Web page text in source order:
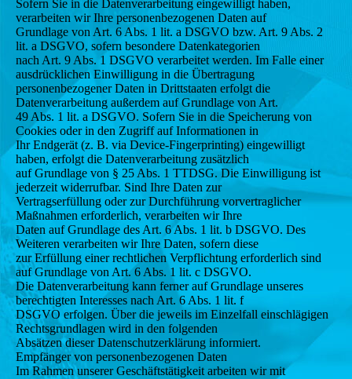
Sofern Sie in die Datenverarbeitung eingewilligt haben,
verarbeiten wir Ihre personenbezogenen Daten auf
Grundlage von Art. 6 Abs. 1 lit. a DSGVO bzw. Art. 9 Abs. 2
lit. a DSGVO, sofern besondere Datenkategorien
nach Art. 9 Abs. 1 DSGVO verarbeitet werden. Im Falle einer
ausdrücklichen Einwilligung in die Übertragung
personenbezogener Daten in Drittstaaten erfolgt die
Datenverarbeitung außerdem auf Grundlage von Art.
49 Abs. 1 lit. a DSGVO. Sofern Sie in die Speicherung von
Cookies oder in den Zugriff auf Informationen in
Ihr Endgerät (z. B. via Device-Fingerprinting) eingewilligt
haben, erfolgt die Datenverarbeitung zusätzlich
auf Grundlage von § 25 Abs. 1 TTDSG. Die Einwilligung ist
jederzeit widerrufbar. Sind Ihre Daten zur
Vertragserfüllung oder zur Durchführung vorvertraglicher
Maßnahmen erforderlich, verarbeiten wir Ihre
Daten auf Grundlage des Art. 6 Abs. 1 lit. b DSGVO. Des
Weiteren verarbeiten wir Ihre Daten, sofern diese
zur Erfüllung einer rechtlichen Verpflichtung erforderlich sind
auf Grundlage von Art. 6 Abs. 1 lit. c DSGVO.
Die Datenverarbeitung kann ferner auf Grundlage unseres
berechtigten Interesses nach Art. 6 Abs. 1 lit. f
DSGVO erfolgen. Über die jeweils im Einzelfall einschlägigen
Rechtsgrundlagen wird in den folgenden
Absätzen dieser Datenschutzerklärung informiert.
Empfänger von personenbezogenen Daten
Im Rahmen unserer Geschäftstätigkeit arbeiten wir mit